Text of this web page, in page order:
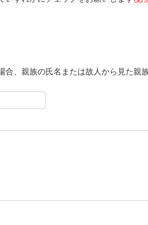
、親族の氏名または故人から見た親